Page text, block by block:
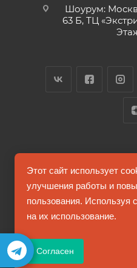
Шоурум:
63 Б, ТЦ
2026 ©
Информация на сайте не
Этот сайт использует
улучшения работы и
пользования. Используя
на их использование.
Согласен